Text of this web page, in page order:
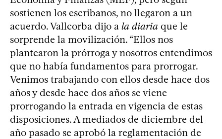
sostienen los escribanos, no llegaron a un
acuerdo. Vallcorba dijo a la diaria que le
sorprende la movilización. “Ellos nos
plantearon la prórroga y nosotros entendimos
que no había fundamentos para prorrogar.
Venimos trabajando con ellos desde hace dos
años y desde hace dos años se viene
prorrogando la entrada en vigencia de estas
disposiciones. A mediados de diciembre del
año pasado se aprobó la reglamentación de